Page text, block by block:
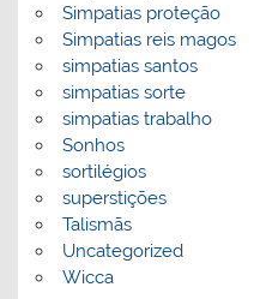
Simpatias proteção
Simpatias reis magos
simpatias santos
simpatias sorte
simpatias trabalho
Sonhos
sortilégios
superstições
Talismãs
Uncategorized
Wicca